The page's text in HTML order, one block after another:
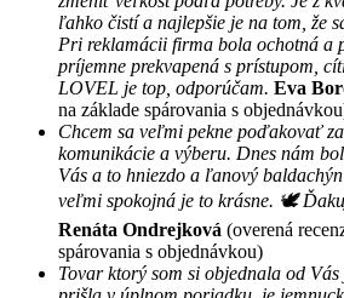
ľahko čistí a najlepšie je na tom, že
Pri reklamácii firma bola ochotná a
príjemne prekvapená s prístupom,
LOVEL je top, odporúčam. Eva
na základe spárovania s
Chcem sa veľmi pekne poďakovať
komunikácie a výberu. Dnes nám
Vás a to hniezdo a ľanový
veľmi spokojná je to krásne. 🕊
Renáta Ondrejková (overená
spárovania s objednávkou)
Tovar ktorý som si objednala od